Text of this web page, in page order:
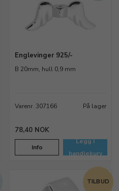
Englevinger 925/-
B 20mm, hull 0,9 mm
Varenr. 307166 På lager
78,40 NOK
Info
Legg i
handlekurv
TILBUD